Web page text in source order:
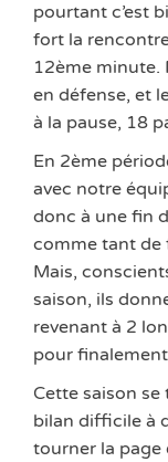
pourtant c’est
fort la
12ème minute.
en défense, et
à la pause, 18
En 2ème
avec notre
donc à une fin
comme tant de
Mais,
saison, ils
revenant à 2
pour
Cette saison
bilan difficile à
tourner la page